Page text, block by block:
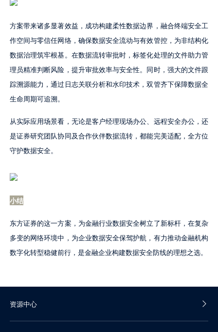
方案带来诸多显著效益，成功构建柔性数据边界，融合终端安全工
作空间与零信任网络，确保数据安全流动与有效管控，为非结构化
数据治理筑牢根基。在数据流转审批时，标签化处理的文件助力管
理员精准判断风险，提升审批效率与安全性。同时，强大的文件跟
踪溯源能力，通过日志关联分析和水印技术，双管齐下保障数据全
生命周期可追溯。
从实际应用场景看，无论是客户经理现场办公、远程安全办公，还
是证券研究团队协同及合作伙伴数据流转，都能完美适配，全方位
守护数据安全。
小结
东方证券的这一方案，为金融行业数据安全树立了新标杆，在复杂
多变的网络环境中，为企业数据安全保驾护航，有力推动金融机构
数字化转型稳健前行，是金融企业构建数据安全防线的理想之选。
资源中心